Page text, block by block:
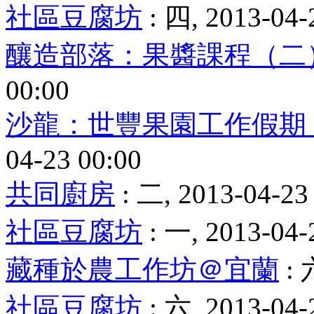
社區豆腐坊 : 四, 2013-
釀造部落：果醬課程（
00:00
沙龍：世豐果園工作假
04-23 00:00
共同廚房 : 二, 2013-04-
社區豆腐坊 : 一, 2013-
藏種於農工作坊＠宜蘭 :
社區豆腐坊 : 六, 2013-